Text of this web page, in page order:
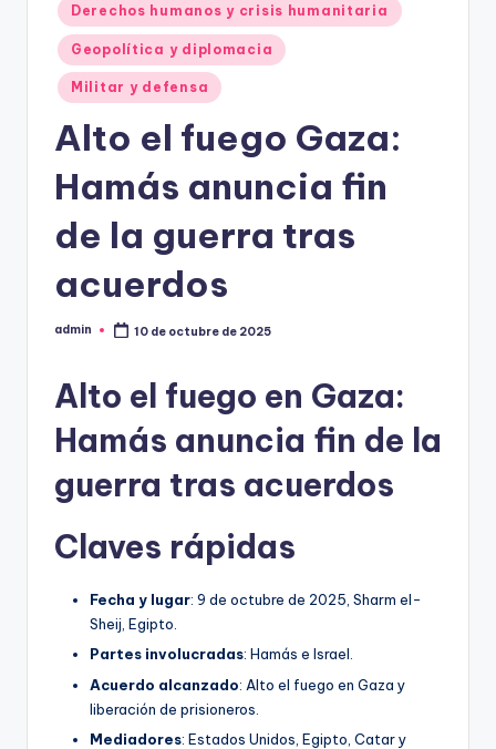
Derechos humanos y crisis humanitaria
Geopolítica y diplomacia
Militar y defensa
Alto el fuego Gaza:
Hamás anuncia fin
de la guerra tras
acuerdos
Publicado
admin 10 de octubre de 2025
Alto el fuego en Gaza:
Hamás anuncia fin de la
guerra tras acuerdos
Claves rápidas
Fecha y lugar: 9 de octubre de 2025, Sharm el-
Sheij, Egipto.
Partes involucradas: Hamás e Israel.
Acuerdo alcanzado: Alto el fuego en Gaza y
liberación de prisioneros.
Mediadores: Estados Unidos, Egipto, Catar y